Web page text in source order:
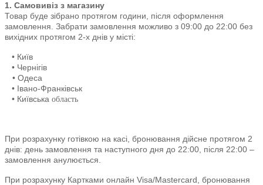
1. Самовивіз з магазину
Товар буде зібрано протягом години, після оформлення
замовлення. Забрати замовлення можливо з 09:00 до 22:00 без
вихідних протягом 2-х днів у місті:
• Київ
• Чернігів
• Одеса
• Івано-Франківськ
• Київська область
При розрахунку готівкою на касі, бронювання дійсне протягом 2
днів: день замовлення та наступного дня до 22:00, після 22:00 –
замовлення анулюється.
При розрахунку Картками онлайн Visa/Mastercard, бронювання